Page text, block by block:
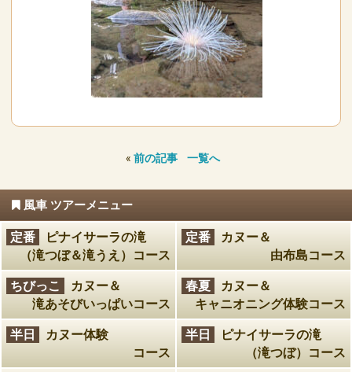
« 前の記事 一覧へ
風車 ツアーメニュー
定番
ピナイサーラの滝
（滝つぼ＆滝うえ）コース
定番
カヌー＆
由布島コース
ちびっこ
カヌー＆
滝あそびいっぱいコース
春夏
カヌー＆
キャニオニング体験コース
半日
カヌー体験
コース
半日
ピナイサーラの滝
（滝つぼ）コース